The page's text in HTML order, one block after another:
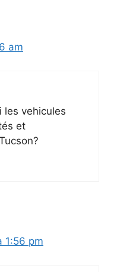
am
les vehicules
et
1:56 pm